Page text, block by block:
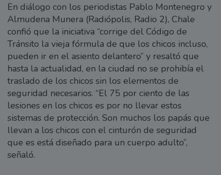
En diálogo con los periodistas Pablo Montenegro y
Almudena Munera (Radiópolis, Radio 2), Chale
confió que la iniciativa “corrige del Código de
Tránsito la vieja fórmula de que los chicos incluso,
pueden ir en el asiento delantero” y resaltó que
hasta la actualidad, en la ciudad no se prohibía el
traslado de los chicos sin los elementos de
seguridad necesarios. “El 75 por ciento de las
lesiones en los chicos es por no llevar estos
sistemas de protección. Son muchos los papás que
llevan a los chicos con el cinturón de seguridad
que es está diseñado para un cuerpo adulto”,
señaló.